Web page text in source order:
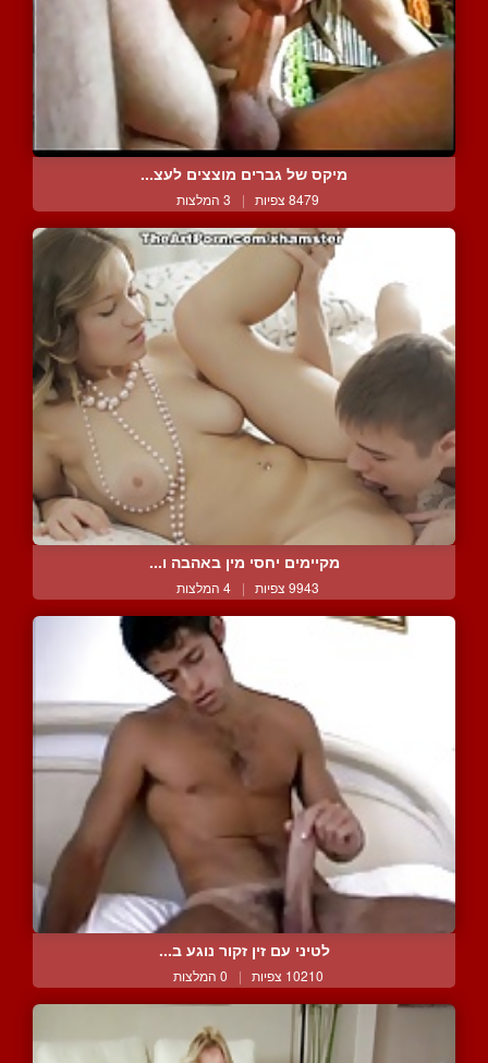
מיקס של גברים מוצצים לעצ...
8479 צפיות | 3 המלצות
מקיימים יחסי מין באהבה ו...
9943 צפיות | 4 המלצות
לטיני עם זין זקור נוגע ב...
10210 צפיות | 0 המלצות